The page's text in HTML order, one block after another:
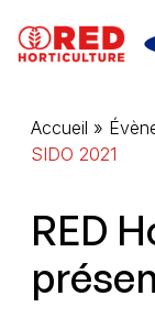
Accueil »
SIDO 2021
RED